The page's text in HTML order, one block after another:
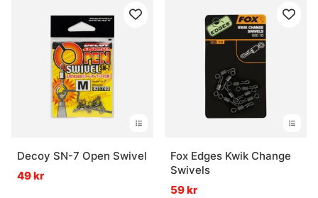
Decoy SN-7 Open Swivel
49 kr
Fox Edges Kwik Change
Swivels
59 kr